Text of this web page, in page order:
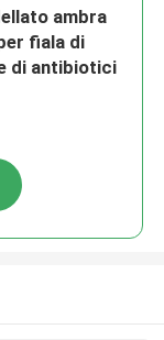
ambra
fiala di
di antibiotici